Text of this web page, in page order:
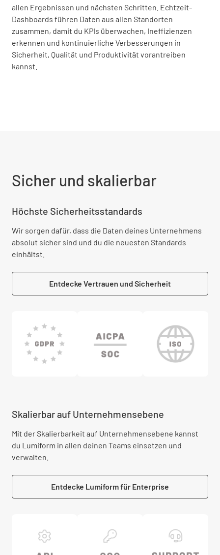
allen Ergebnissen und nächsten Schritten. Echtzeit-
Dashboards führen Daten aus allen Standorten
zusammen, damit du KPIs überwachen, Ineffizienzen
erkennen und kontinuierliche Verbesserungen in
Sicherheit, Qualität und Produktivität vorantreiben
kannst.
Sicher und skalierbar
Höchste Sicherheitsstandards
Wir sorgen dafür, dass die Daten deines Unternehmens
absolut sicher sind und du die neuesten Standards
einhältst.
Entdecke Vertrauen und Sicherheit
Skalierbar auf Unternehmensebene
Mit der Skalierbarkeit auf Unternehmensebene kannst
du Lumiform in allen deinen Teams einsetzen und
verwalten.
Entdecke Lumiform für Enterprise